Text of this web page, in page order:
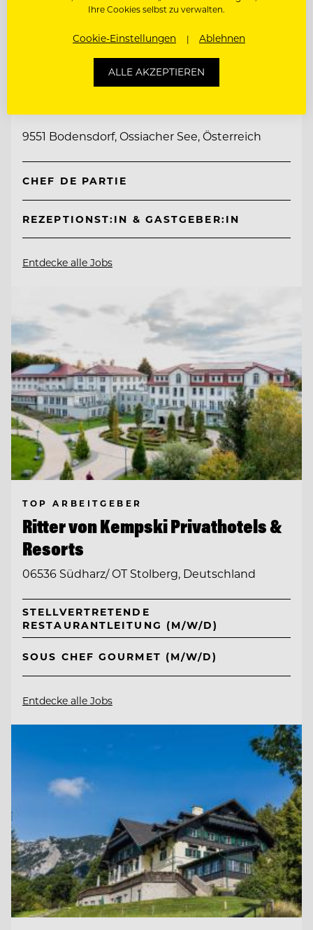
Mountain Resort Feuerberg
9551 Bodensdorf, Ossiacher See, Österreich
CHEF DE PARTIE
REZEPTIONST:IN & GASTGEBER:IN
Entdecke alle Jobs
TOP ARBEITGEBER
Ritter von Kempski Privathotels &
Resorts
06536 Südharz/ OT Stolberg, Deutschland
STELLVERTRETENDE
RESTAURANTLEITUNG (M/W/D)
SOUS CHEF GOURMET (M/W/D)
Entdecke alle Jobs
Ihre Cookies selbst zu verwalten.
Cookie-Einstellungen Ablehnen
ALLE AKZEPTIEREN